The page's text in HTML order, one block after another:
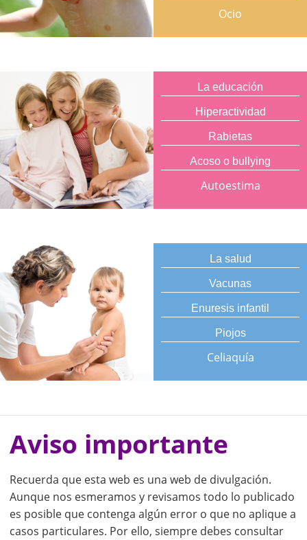
Ocio
La educación
Hiperactividad
Rabietas
Acoso o bullying
Autoestima
La salud
Vacunas
Enuresis infantil
Piojos
Celiaquía
Aviso importante
Recuerda que esta web es una web de divulgación.
Aunque nos esmeramos y revisamos todo lo publicado
es posible que contenga algún error o que no aplique a
casos particulares. Por ello, siempre debes consultar